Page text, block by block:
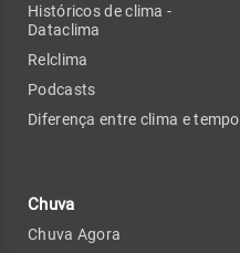
Históricos de clima -
Dataclima
Relclima
Podcasts
Diferença entre clima e tempo
Chuva
Chuva Agora